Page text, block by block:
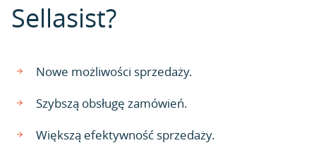
Sellasist?
Nowe możliwości sprzedaży.
Szybszą obsługę zamówień.
Większą efektywność sprzedaży.